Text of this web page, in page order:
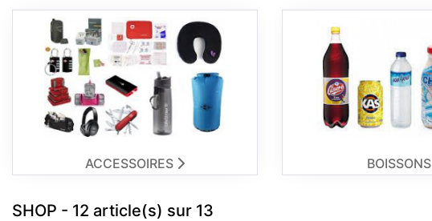
ACCESSOIRES BOISSONS
SHOP - 12 article(s) sur 13